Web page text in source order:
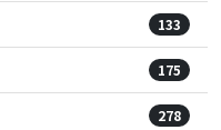
133
175
278